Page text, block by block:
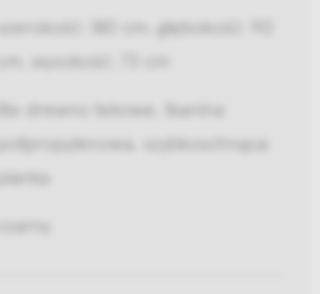
szerokość: 180 cm, głębokość: 90
cm, wysokość: 73 cm
lite drewno tekowe, tkanina
polipropylenowa, szybkoschnąca
pianka
czarny